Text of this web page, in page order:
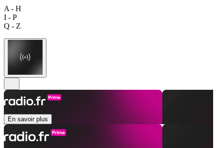
A - H
I - P
Q - Z
En savoir plus